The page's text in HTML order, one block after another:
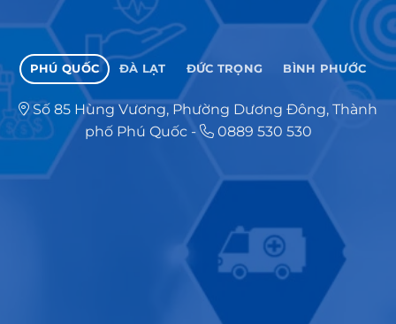
PHÚ QUỐC ĐÀ LẠT ĐỨC TRỌNG BÌNH PHƯỚC
Số 85 Hùng Vương, Phường Dương Đông, Thành
phố Phú Quốc- 0889 530 530